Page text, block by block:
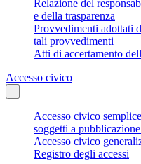
Relazione del
e della trasparenza
Provvedimenti adottati
tali provvedimenti
Atti di accertamento
Accesso civico
Accesso civico
soggetti a
Accesso civico
Registro degli accessi